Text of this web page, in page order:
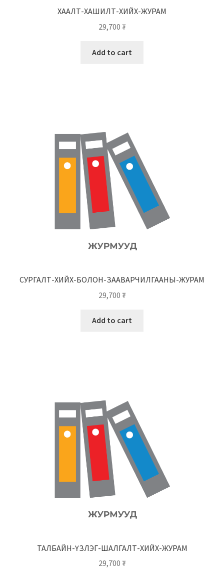
ХААЛТ-ХАШИЛТ-ХИЙХ-ЖУРАМ
29,700 ₮
Add to cart
СУРГАЛТ-ХИЙХ-БОЛОН-ЗААВАРЧИЛГААНЫ-ЖУРАМ
29,700 ₮
Add to cart
ТАЛБАЙН-ҮЗЛЭГ-ШАЛГАЛТ-ХИЙХ-ЖУРАМ
29,700 ₮